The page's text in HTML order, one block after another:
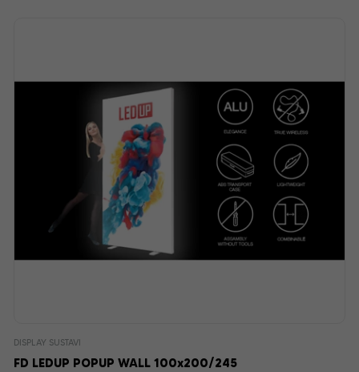
DISPLAY SUSTAVI
FD LEDUP POPUP WALL 100x200/245